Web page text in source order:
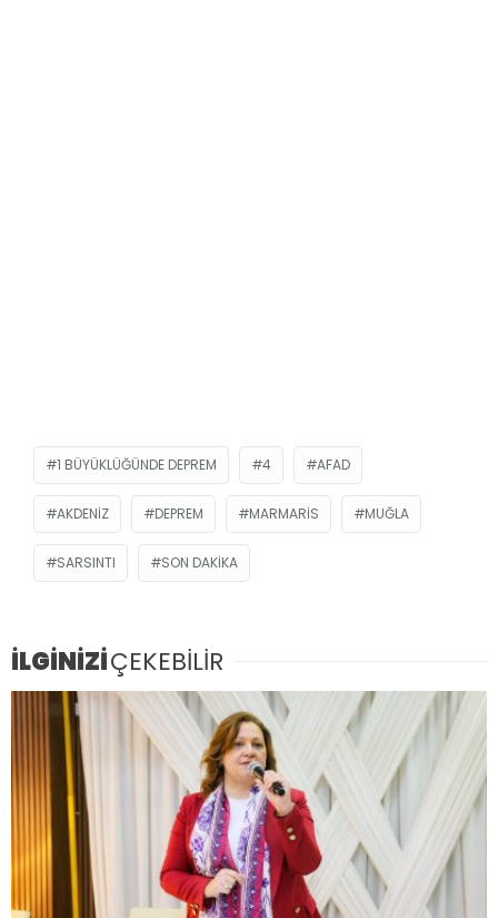
1 BÜYÜKLÜĞÜNDE DEPREM 4 AFAD
AKDENIZ DEPREM MARMARIS MUĞLA
SARSINTI SON DAKIKA
İLGİNİZİÇEKEBİLİR